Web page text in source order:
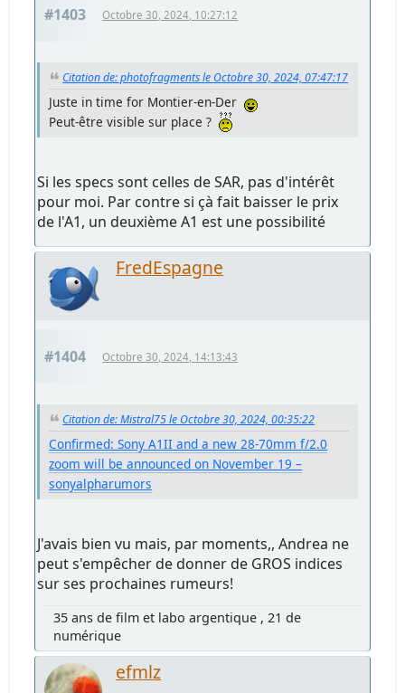
#1403 Octobre 30, 2024, 10:27:12
Citation de: photofragments le Octobre 30, 2024, 07:47:17
Juste in time for Montier-en-Der
Peut-être visible sur place ?
Si les specs sont celles de SAR, pas d'intérêt
pour moi. Par contre si çà fait baisser le prix
de l'A1, un deuxième A1 est une possibilité
FredEspagne
#1404 Octobre 30, 2024, 14:13:43
Citation de: Mistral75 le Octobre 30, 2024, 00:35:22
Confirmed: Sony A1II and a new 28-70mm f/2.0
zoom will be announced on November 19 –
sonyalpharumors
J'avais bien vu mais, par moments,, Andrea ne
peut s'empêcher de donner de GROS indices
sur ses prochaines rumeurs!
35 ans de film et labo argentique , 21 de
numérique
efmlz